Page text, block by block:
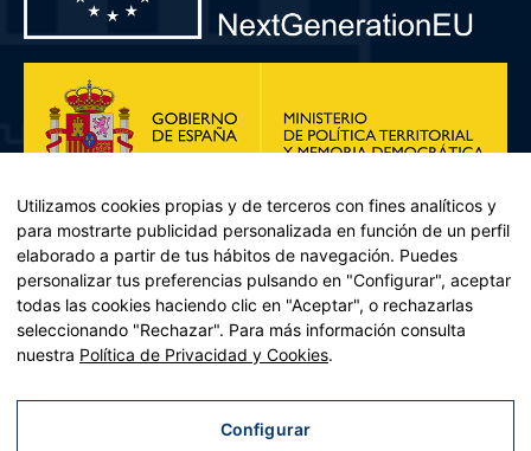
Plan de Recuperación, Transformación y Resiliencia – Financiado por
Recuperación y resiliencia, establecido por el Reglamento (UE)
2021/241 del Parlamento Europeo y del Consejo, de 12 de febrero
Utilizamos cookies propias y de terceros con fines analíticos y
para mostrarte publicidad personalizada en función de un perfil
elaborado a partir de tus hábitos de navegación. Puedes
personalizar tus preferencias pulsando en "Configurar", aceptar
todas las cookies haciendo clic en "Aceptar", o rechazarlas
seleccionando "Rechazar". Para más información consulta
nuestra Política de Privacidad y Cookies.
Configurar